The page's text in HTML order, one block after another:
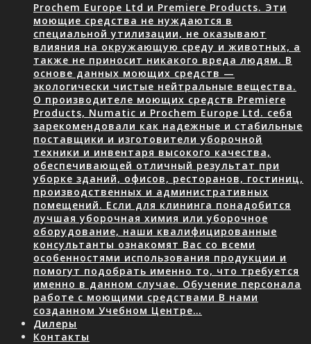
Prochem Europe Ltd и Premiere Products. Эти
моющие средства не нуждаются в
специальной утилизации, не оказывают
влияния на окружающую среду и животных, а
также не приносит никакого вреда людям. В
основе данных моющих средств —
экологически чистые нейтральные вещества.
О производителе моющих средств Premiere
Products, Numatic и Prochem Europe Ltd. себя
зарекомендовали как надежные и стабильные
поставщики и изготовители уборочной
техники и инвентаря высокого качества,
обеспечивающей отличный результат при
уборке зданий, офисов, ресторанов, гостиниц,
производственных и административных
помещений. Если для клининга понадобится
лучшая уборочная химия или уборочное
оборудование, наши квалифицированные
консультанты ознакомят Вас со всеми
особенностями использования продукции и
помогут подобрать именно то, что требуется
именно в данном случае. Обучение персонала
работе с моющими средствами В нами
созданном Учебном Центре…
Дилеры
Контакты